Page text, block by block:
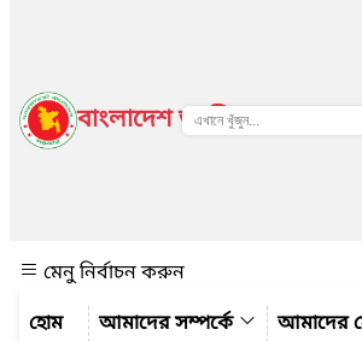
বাংলাদেশ জাতীয় তথ্য বাতায়ন
মেনু নির্বাচন করুন
আমাদের সম্পর্কে
আমাদের